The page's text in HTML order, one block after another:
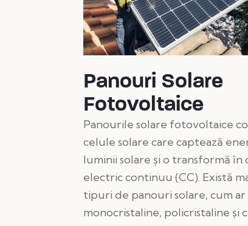
Panouri Solare
Fotovoltaice
Panourile solare fotovoltaice
celule solare care captează
luminii solare și o transformă în
electric continuu (CC). Există
tipuri de panouri solare, cum ar
monocristaline, policristaline și